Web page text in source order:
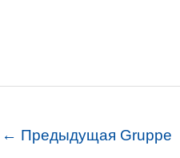
← Предыдущая Gruppe